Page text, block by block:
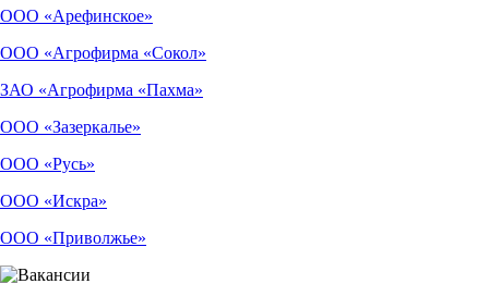
ООО «Арефинское»
ООО «Агрофирма «Сокол»
ЗАО «Агрофирма «Пахма»
ООО «Зазеркалье»
ООО «Русь»
ООО «Искра»
ООО «Приволжье»